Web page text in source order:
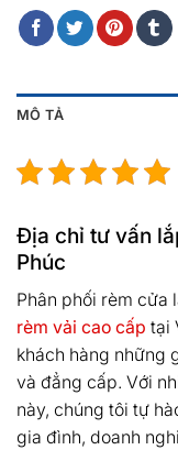
MÔ TẢ
Địa chỉ tư vấn
Phúc
Phân phối rèm cửa
rèm vải cao cấp tại
khách hàng những
và đẳng cấp. Với
này, chúng tôi tự
gia đình, doanh